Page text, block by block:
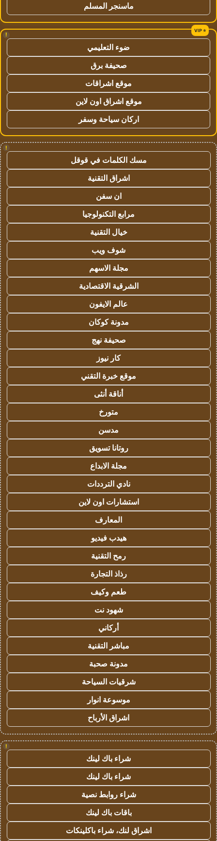
ماسنجر المسلم
!
ضوء التعليمي
صحيفة برق
موقع اشراقات
موقع اشراق اون لاين
اركان سياحة وسفر
!
مسك الكلمات في قوقل
اشراق التقنية
ان سفن
مرابع التكنولوجيا
خيال التقنية
شوف ويب
مجلة الاسهم
الشرقية الاقتصادية
عالم الايفون
مدونة كوكان
صحيفة نهج
كار نيوز
موقع خبرة التقني
أناقة أنثى
متورخ
مدسن
روتانا تسويق
مجلة الابداع
نادي الترددات
استشارات اون لاين
المعارف
هيدب فيديو
رمح التقنية
رذاذ التجارة
طعم وكيف
شهود نت
أركاني
مباشر التقنية
مدونة صحبة
شرقيات السياحة
موسوعة انوار
اشراق الأرباح
!
شراء باك لينك
شراء باك لينك
شراء روابط نصية
باقات باك لينك
اشراق لنك، شراء باكلينكات